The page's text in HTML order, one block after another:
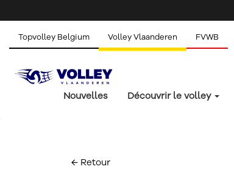
Topvolley Belgium Volley Vlaanderen FVWB
Nouvelles Découvrir le volley
← Retour